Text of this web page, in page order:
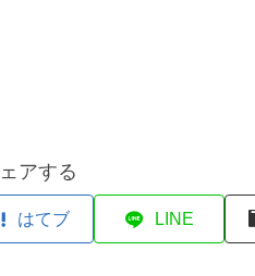
アする
はてブ LINE